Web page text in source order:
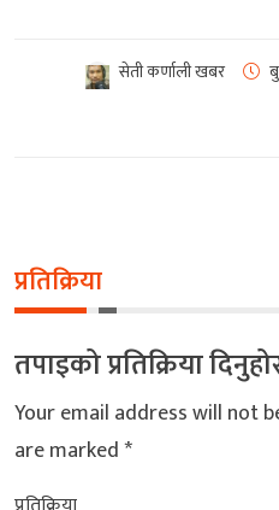
सेती कर्णाली खबर
प्रतिक्रिया
तपाइको प्रतिक्रिया
Your email address will not
are marked*